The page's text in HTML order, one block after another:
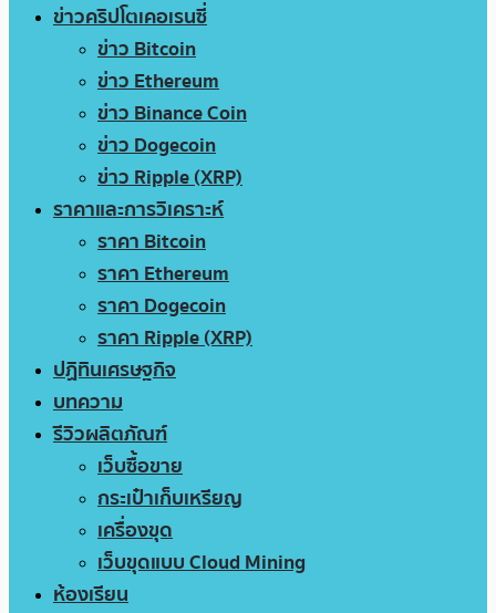
ข่าวคริปโตเคอเรนซี่
ข่าว Bitcoin
ข่าว Ethereum
ข่าว Binance Coin
ข่าว Dogecoin
ข่าว Ripple (XRP)
ราคาและการวิเคราะห์
ราคา Bitcoin
ราคา Ethereum
ราคา Dogecoin
ราคา Ripple (XRP)
ปฏิทินเศรษฐกิจ
บทความ
รีวิวผลิตภัณฑ์
เว็บซื้อขาย
กระเป๋าเก็บเหรียญ
เครื่องขุด
เว็บขุดแบบ Cloud Mining
ห้องเรียน